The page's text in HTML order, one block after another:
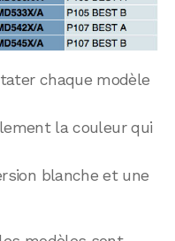
chaque modèle
la couleur qui
blanche et une